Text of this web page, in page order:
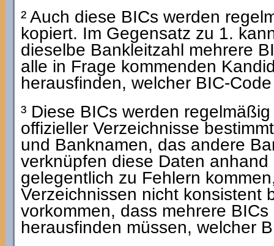
² Auch diese BICs werden
kopiert. Im Gegensatz zu 1.
dieselbe Bankleitzahl mehrere
alle in Frage kommenden
herausfinden, welcher BIC-
³ Diese BICs werden
offizieller Verzeichnisse
und Banknamen, das andere
verknüpfen diese Daten
gelegentlich zu Fehlern
Verzeichnissen nicht konsistent
vorkommen, dass mehrere
herausfinden müssen, welcher